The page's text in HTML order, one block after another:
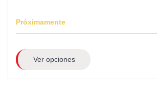
Próximamente
Ver opciones